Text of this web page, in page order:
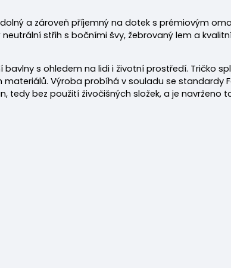
a zároveň příjemný na dotek s prémiovým
střih s bočními švy, žebrovaný lem a
s ohledem na lidi i životní prostředí. Tričko
materiálů. Výroba probíhá v souladu se standardy
tedy bez použití živočišných složek, a je navrženo